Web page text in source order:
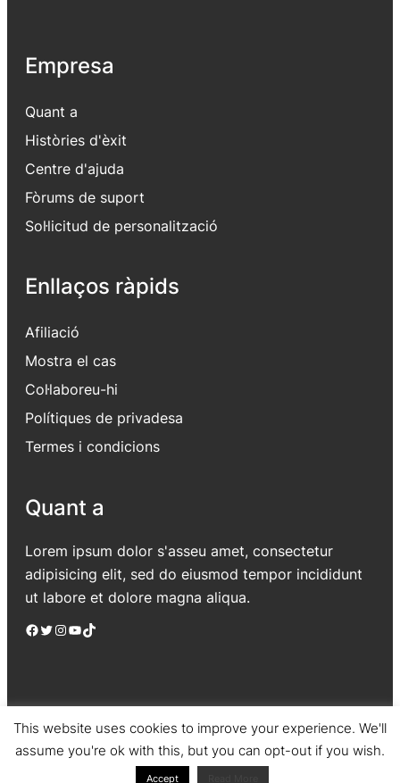
Empresa
Quant a
Històries d'èxit
Centre d'ajuda
Fòrums de suport
Sol·licitud de personalització
Enllaços ràpids
Afiliació
Mostra el cas
Col·laboreu-hi
Polítiques de privadesa
Termes i condicions
Quant a
Lorem ipsum dolor s'asseu amet, consectetur
adipisicing elit, sed do eiusmod tempor incididunt
ut labore et dolore magna aliqua.
Facebook Twitter Instagram YouTube TikTok
Jadro |Powered by WordPress
This website uses cookies to improve your experience. We'll
assume you're ok with this, but you can opt-out if you wish.
Accept